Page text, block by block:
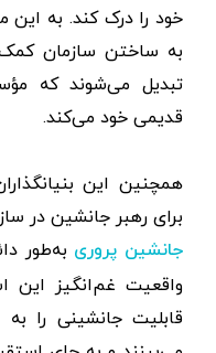
خود را درک کند. به
به ساختن سازمان کمک
تبدیل می‌شوند که
قدیمی خود می‌کند.
همچنین این
برای رهبر جانشین در
جانشین پروری به‌طور
واقعیت غم‌انگیز این
قابلیت جانشینی را